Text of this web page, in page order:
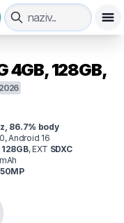
4GB, 128GB,
2026
86.7% body
Android 16
128GB,EXT SDXC
mAh
50MP